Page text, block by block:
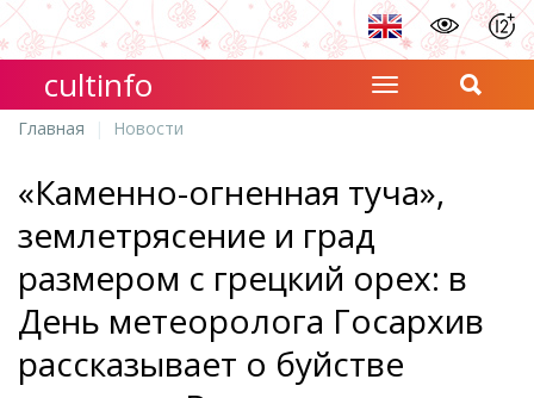
cultinfo
Главная Новости
«Каменно-огненная туча»,
землетрясение и град
размером с грецкий орех: в
День метеоролога Госархив
рассказывает о буйстве